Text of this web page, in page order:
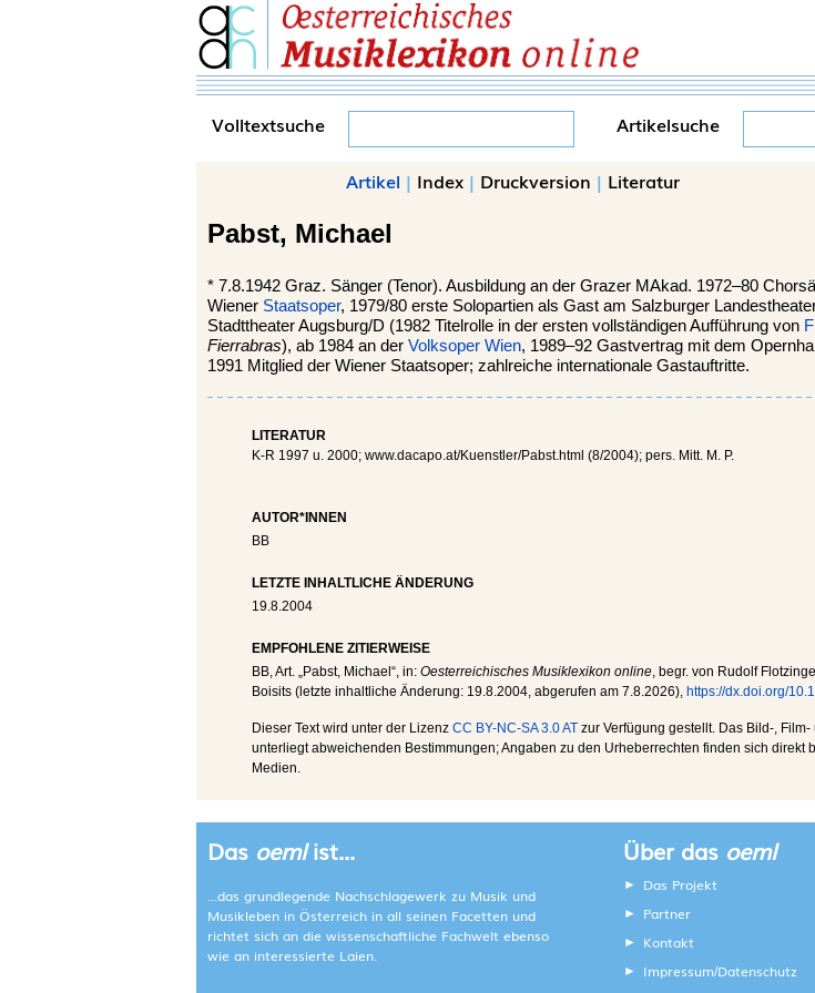
Volltextsuche Artikelsuche
Artikel | Index | Druckversion | Literatur
Pabst, Michael
* 7.8.1942 Graz. Sänger (Tenor). Ausbildung an der Grazer MAkad. 1972–80
Wiener Staatsoper, 1979/80 erste Solopartien als Gast am Salzburger
Stadttheater Augsburg/D (1982 Titelrolle in der ersten vollständigen Aufführung von
Fierrabras), ab 1984 an der Volksoper Wien, 1989–92 Gastvertrag mit dem
1991 Mitglied der Wiener Staatsoper; zahlreiche internationale Gastauftritte.
LITERATUR
K-R 1997 u. 2000; www.dacapo.at/Kuenstler/Pabst.html (8/2004); pers. Mitt. M. P.
AUTOR*INNEN
BB
LETZTE INHALTLICHE ÄNDERUNG
19.8.2004
EMPFOHLENE ZITIERWEISE
BB, Art. „Pabst, Michael“, in: Oesterreichisches Musiklexikon online, begr. von Rudolf
Boisits (letzte inhaltliche Änderung: 19.8.2004, abgerufen am 7.8.2026), https://dx.doi.org/
Dieser Text wird unter der Lizenz CC BY-NC-SA 3.0 AT zur Verfügung gestellt. Das Bild-, Film-
unterliegt abweichenden Bestimmungen; Angaben zu den Urheberrechten finden sich direkt
Medien.
Das oemlist...
...das grundlegende Nachschlagewerk zu Musik und
Musikleben in Österreich in all seinen Facetten und
richtet sich an die wissenschaftliche Fachwelt ebenso
wie an interessierte Laien.
Über das oeml
Das Projekt
Partner
Kontakt
Impressum/Datenschutz